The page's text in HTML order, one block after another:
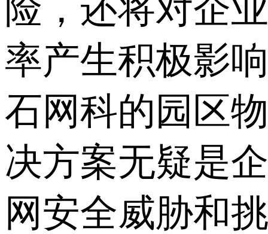
险，还将对企
率产生积极影
石网科的园区
决方案无疑是
网安全威胁和